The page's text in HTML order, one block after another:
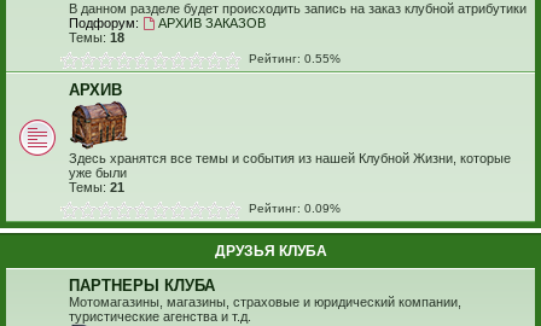
В данном разделе будет происходить запись на заказ клубной атрибутики
Подфорум:
АРХИВ ЗАКАЗОВ
Темы: 18
Рейтинг: 0.55%
АРХИВ
Здесь хранятся все темы и события из нашей Клубной Жизни, которые
уже были
Темы: 21
Рейтинг: 0.09%
ДРУЗЬЯ КЛУБА
ПАРТНЕРЫ КЛУБА
Мотомагазины, магазины, страховые и юридический компании,
туристические агенства и т.д.